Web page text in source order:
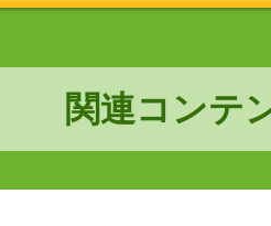
関連コンテ